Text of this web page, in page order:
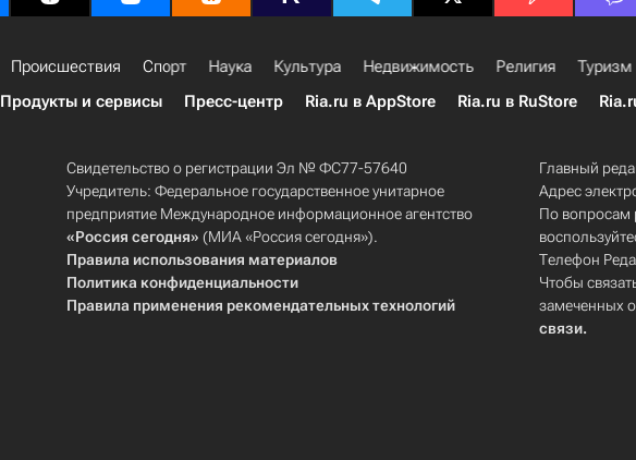
Происшествия Спорт Наука Культура Недвижимость Религия Туризм
Продукты и сервисы Пресс-центр Ria.ru в AppStore Ria.ru в RuStore
Свидетельство о регистрации Эл № ФС77-57640
Учредитель: Федеральное государственное унитарное
предприятие Международное информационное агентство
«Россия сегодня» (МИА «Россия сегодня»).
Правила использования материалов
Политика конфиденциальности
Правила применения рекомендательных технологий
Главный
Адрес
По вопросам
Телефон
Чтобы
замеченных
связи.